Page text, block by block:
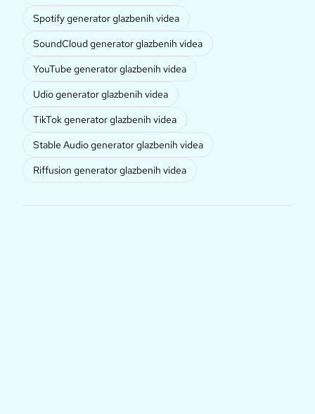
Spotify generator glazbenih videa
SoundCloud generator glazbenih videa
YouTube generator glazbenih videa
Udio generator glazbenih videa
TikTok generator glazbenih videa
Stable Audio generator glazbenih videa
Riffusion generator glazbenih videa